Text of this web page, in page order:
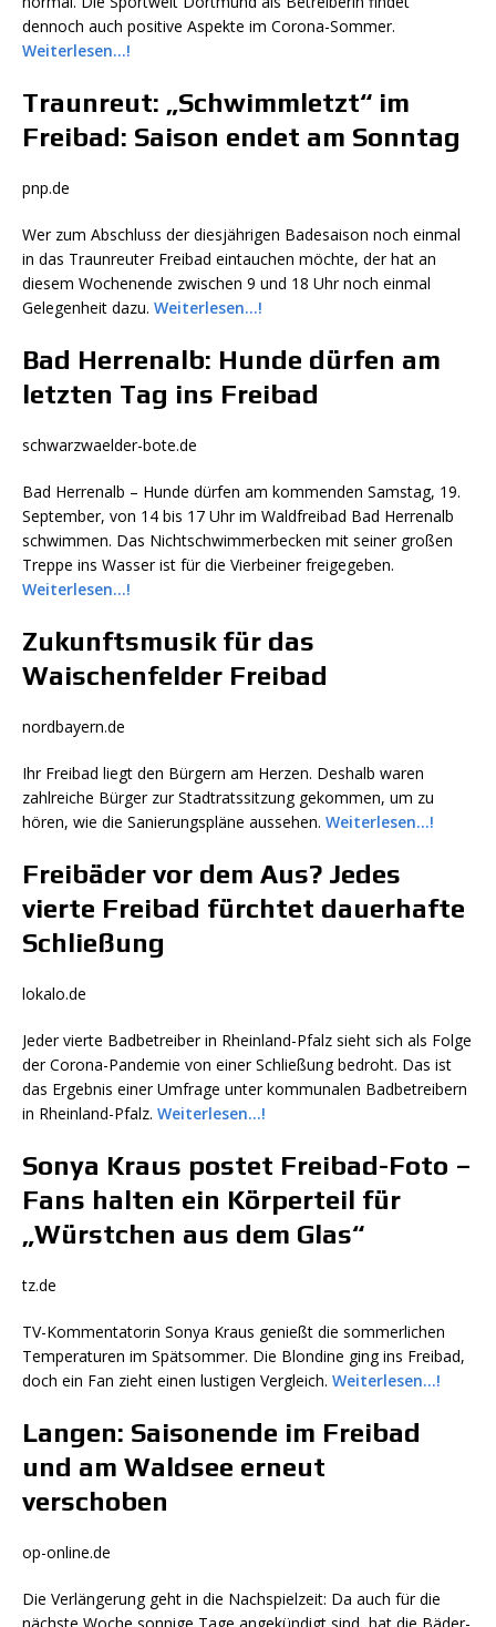
dennoch auch positive Aspekte im Corona-Sommer.
Weiterlesen…!
Traunreut: „Schwimmletzt“ im
Freibad: Saison endet am Sonntag
pnp.de
Wer zum Abschluss der diesjährigen Badesaison noch einmal
in das Traunreuter Freibad eintauchen möchte, der hat an
diesem Wochenende zwischen 9 und 18 Uhr noch einmal
Gelegenheit dazu. Weiterlesen…!
Bad Herrenalb: Hunde dürfen am
letzten Tag ins Freibad
schwarzwaelder-bote.de
Bad Herrenalb – Hunde dürfen am kommenden Samstag, 19.
September, von 14 bis 17 Uhr im Waldfreibad Bad Herrenalb
schwimmen. Das Nichtschwimmerbecken mit seiner großen
Treppe ins Wasser ist für die Vierbeiner freigegeben.
Weiterlesen…!
Zukunftsmusik für das
Waischenfelder Freibad
nordbayern.de
Ihr Freibad liegt den Bürgern am Herzen. Deshalb waren
zahlreiche Bürger zur Stadtratssitzung gekommen, um zu
hören, wie die Sanierungspläne aussehen. Weiterlesen…!
Freibäder vor dem Aus? Jedes
vierte Freibad fürchtet dauerhafte
Schließung
lokalo.de
Jeder vierte Badbetreiber in Rheinland-Pfalz sieht sich als Folge
der Corona-Pandemie von einer Schließung bedroht. Das ist
das Ergebnis einer Umfrage unter kommunalen Badbetreibern
in Rheinland-Pfalz. Weiterlesen…!
Sonya Kraus postet Freibad-Foto –
Fans halten ein Körperteil für
„Würstchen aus dem Glas“
tz.de
TV-Kommentatorin Sonya Kraus genießt die sommerlichen
Temperaturen im Spätsommer. Die Blondine ging ins Freibad,
doch ein Fan zieht einen lustigen Vergleich. Weiterlesen…!
Langen: Saisonende im Freibad
und am Waldsee erneut
verschoben
op-online.de
Die Verlängerung geht in die Nachspielzeit: Da auch für die